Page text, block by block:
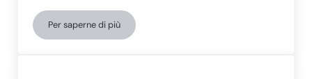
Per saperne di piùCome lavora una Fondazione per la Sindrome di Down?